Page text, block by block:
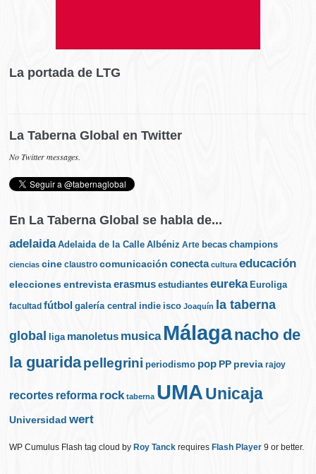
La portada de LTG
La Taberna Global en Twitter
No Twitter messages.
En La Taberna Global se habla de...
adelaida Adelaida de la Calle Albéniz Arte becas champions
ciencias cine claustro comunicación conecta cultura educación
elecciones entrevista erasmus estudiantes eureka Euroliga
facultad fútbol galería central indie isco Joaquín la taberna
global liga manoletus musica Málaganacho de
la guaridapellegrini periodismo pop PP previa rajoy
recortes reforma rock taberna UMA Unicaja
Universidad wert
WP Cumulus Flash tag cloud by Roy Tanck requires Flash Player 9 or better.